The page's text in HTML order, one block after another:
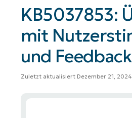
KB5037853:
mit
und Feedback
Zuletzt aktualisiert Dezember 21, 2024